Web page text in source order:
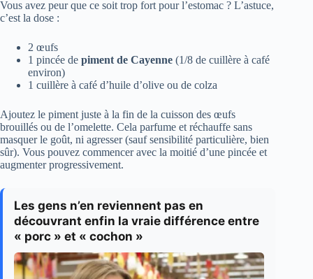
Vous avez peur que ce soit trop fort pour l’estomac ? L’astuce,
c’est la dose :
2 œufs
1 pincée de piment de Cayenne (1/8 de cuillère à café
environ)
1 cuillère à café d’huile d’olive ou de colza
Ajoutez le piment juste à la fin de la cuisson des œufs
brouillés ou de l’omelette. Cela parfume et réchauffe sans
masquer le goût, ni agresser (sauf sensibilité particulière, bien
sûr). Vous pouvez commencer avec la moitié d’une pincée et
augmenter progressivement.
Les gens n’en reviennent pas en
découvrant enfin la vraie différence entre
« porc » et « cochon »